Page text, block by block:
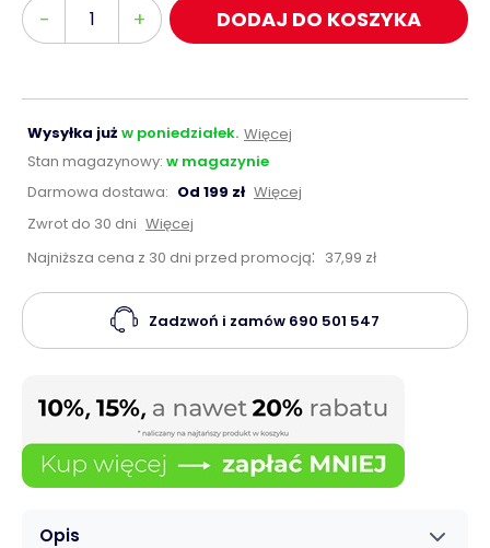
Opis
-
Ilość + DODAJ DO KOSZYKA
Wysyłka już w poniedziałek. Więcej
Stan magazynowy: w magazynie
Darmowa dostawa: Od 199 zł Więcej
Zwrot do 30 dni Więcej
Najniższa cena z 30 dni przed promocją: 37,99 zł
Zadzwoń i zamów 690 501 547